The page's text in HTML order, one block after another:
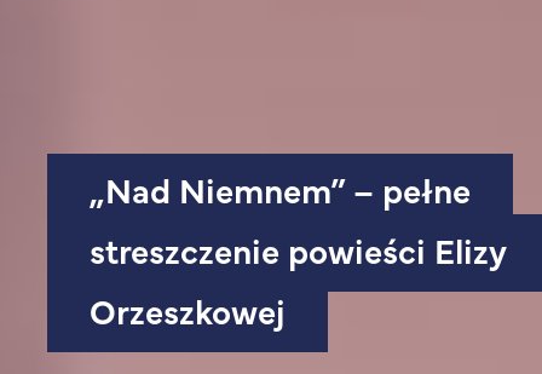
„Nad Niemnem” – pełne
streszczenie powieści Elizy
Orzeszkowej